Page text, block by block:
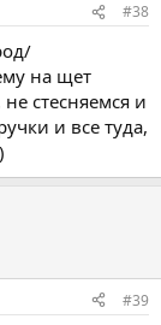
#38
на щет
стесняемся и
и все туда,
#39